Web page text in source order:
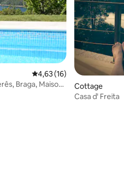
commentaires : 4,9 sur 5
Évaluation moyenne sur la
4,63 (16)
Braga, Maison
Cottage
Casa d' Freita